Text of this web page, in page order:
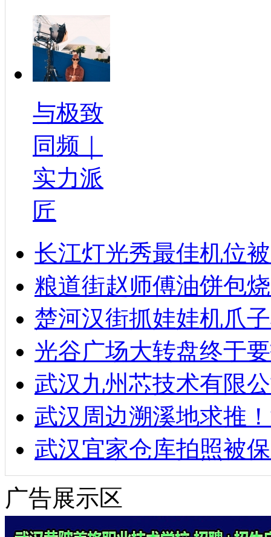
与极致
同频｜
实力派
匠
长江灯光秀最佳机位
粮道街赵师傅油饼包
楚河汉街抓娃娃机爪
光谷广场大转盘终于
武汉九州芯技术有限
武汉周边溯溪地求推
武汉宜家仓库拍照被
广告展示区